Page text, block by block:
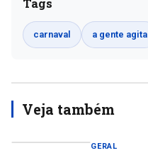
carnaval a gente agita
Veja também
GERAL